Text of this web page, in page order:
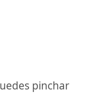
pinchar